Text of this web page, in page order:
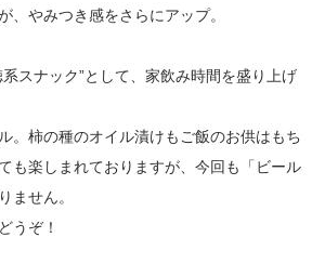
、やみつき感をさらにアップ。
スナック”として、家飲み時間を盛り上げ
。柿の種のオイル漬けもご飯のお供はもち
も楽しまれておりますが、今回も「ビール
ません。
うぞ！